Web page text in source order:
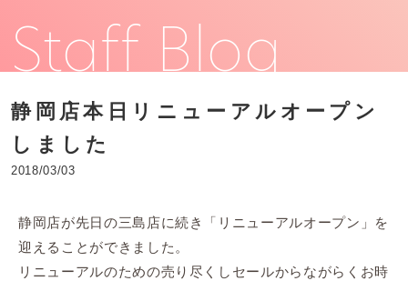
Staff Blog
静岡店本日リニューアルオープン
しました
2018/03/03
静岡店が先日の三島店に続き「リニューアルオープン」を
迎えることができました。
リニューアルのための売り尽くしセールからながらくお時